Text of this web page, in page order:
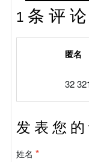
1 条 评 论
匿名
32
发 表 您 的
姓名